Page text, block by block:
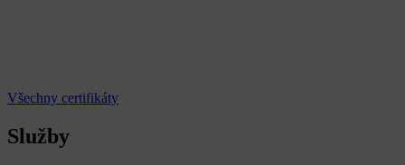
Všechny certifikáty
Služby